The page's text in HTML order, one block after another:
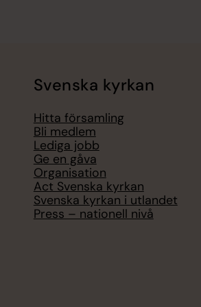
Svenska kyrkan
Hitta församling
Bli medlem
Lediga jobb
Ge en gåva
Organisation
Act Svenska kyrkan
Svenska kyrkan i utlandet
Press – nationell nivå